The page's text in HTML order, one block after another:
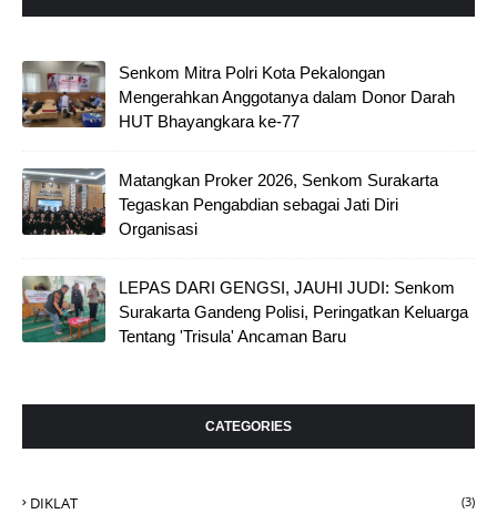
Senkom Mitra Polri Kota Pekalongan
Mengerahkan Anggotanya dalam Donor Darah
HUT Bhayangkara ke-77
Matangkan Proker 2026, Senkom Surakarta
Tegaskan Pengabdian sebagai Jati Diri
Organisasi
LEPAS DARI GENGSI, JAUHI JUDI: Senkom
Surakarta Gandeng Polisi, Peringatkan Keluarga
Tentang 'Trisula' Ancaman Baru
CATEGORIES
DIKLAT (3)